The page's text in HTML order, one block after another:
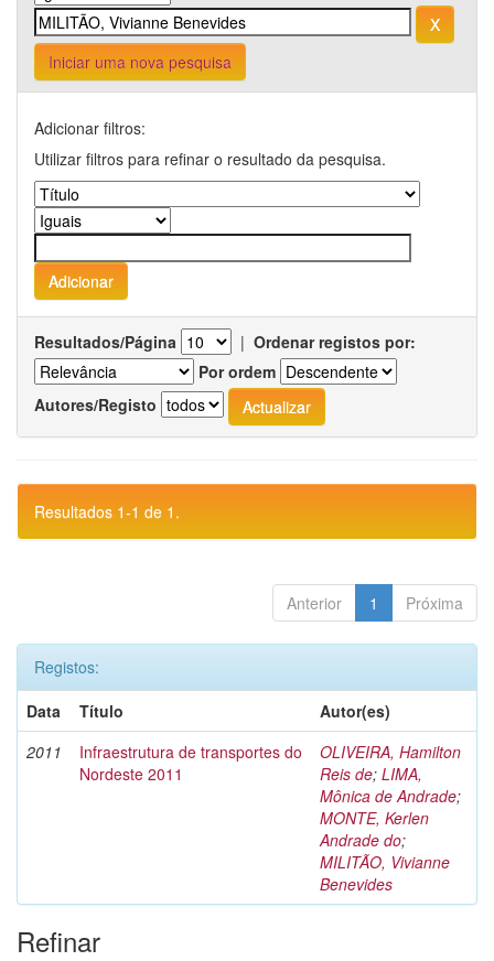
Iniciar uma nova pesquisa
Adicionar filtros:
Utilizar filtros para refinar o resultado da pesquisa.
Resultados/Página | Ordenar registos por:
Por ordem
Autores/Registo
Resultados 1-1 de 1.
Anterior 1 Próxima
Registos:
Data
Título
Autor(es)
2011
Infraestrutura de transportes do
Nordeste 2011
OLIVEIRA, Hamilton
Reis de; LIMA,
Mônica de Andrade;
MONTE, Kerlen
Andrade do;
MILITÃO, Vivianne
Benevides
Refinar